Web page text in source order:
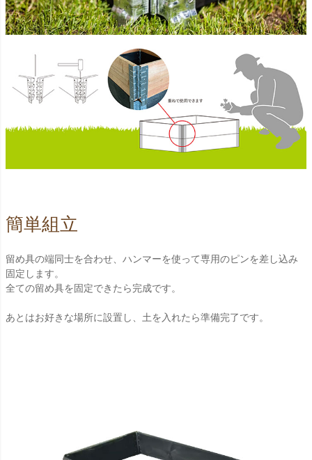
簡単組立
留め具の端同士を合わせ、ハンマーを使って専用のピンを差し込み
固定します。
全ての留め具を固定できたら完成です。
あとはお好きな場所に設置し、土を入れたら準備完了です。